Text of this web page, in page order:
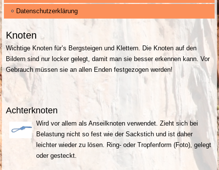
Datenschutzerklärung
Knoten
Wichtige Knoten für’s Bergsteigen und Klettern. Die Knoten auf den
Bildern sind nur locker gelegt, damit man sie besser erkennen kann. Vor
Gebrauch müssen sie an allen Enden festgezogen werden!
Achterknoten
Wird vor allem als Anseilknoten verwendet. Zieht sich bei
Belastung nicht so fest wie der Sackstich und ist daher
leichter wieder zu lösen. Ring- oder Tropfenform (Foto), gelegt
oder gesteckt.